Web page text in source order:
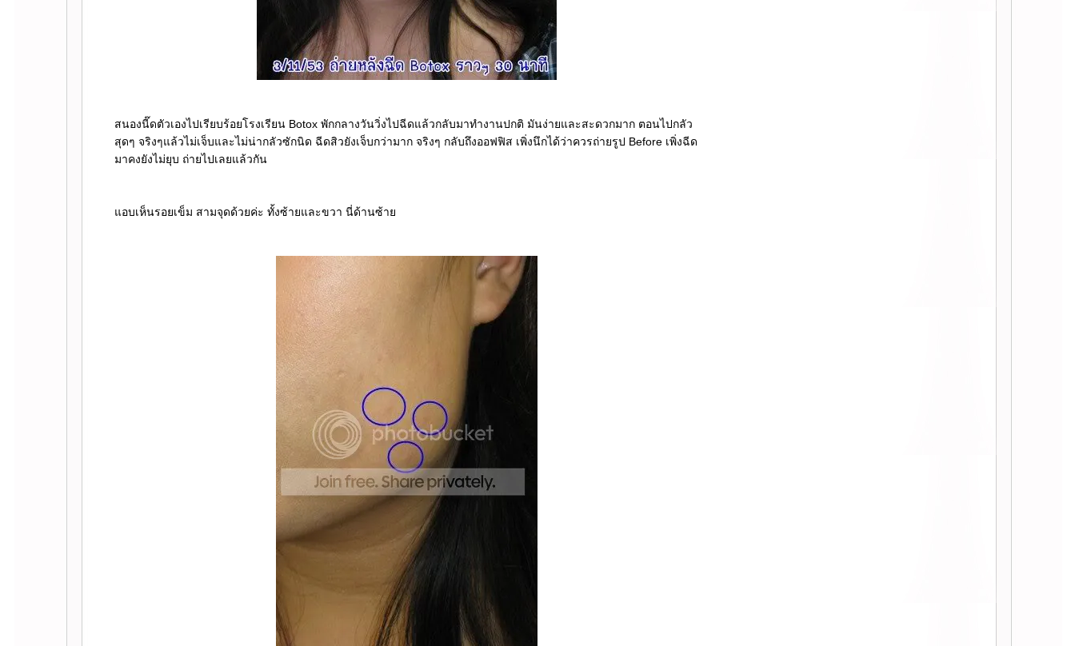
สนองนี๊ดตัวเองไปเรียบร้อยโรงเรียน Botox พักกลางวันวิ่งไปฉีดแล้วกลับมาทำงานปกติ มันง่ายและสะดวกมาก ตอนไปกลัว
สุดๆ จริงๆแล้วไม่เจ็บและไม่น่ากลัวซักนิด ฉีดสิวยังเจ็บกว่ามาก จริงๆ กลับถึงออฟฟิส เพิ่งนึกได้ว่าควรถ่ายรูป Before เพิ่งฉีด
มาคงยังไม่ยุบ ถ่ายไปเลยแล้วกัน
อบเห็นรอยเข็ม สามจุดด้วยค่ะ ทั้งซ้ายและขวา นี่ด้านซ้า